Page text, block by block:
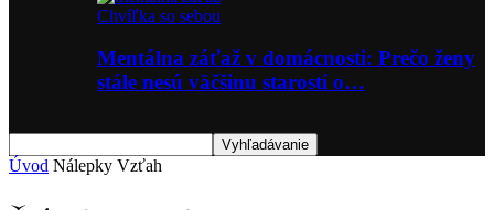
Chvíľka so sebou
Mentálna záťaž v domácnosti: Prečo ženy
stále nesú väčšinu starostí o…
Úvod Nálepky Vzťah